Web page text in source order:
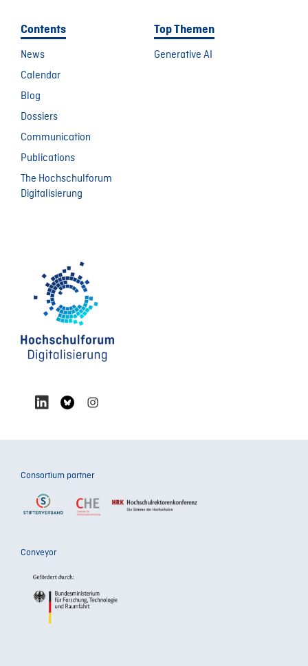
Contents
News
Calendar
Blog
Dossiers
Communication
Publications
The Hochschulforum
Digitalisierung
Top Themen
Generative AI
Consortium partner
Conveyor